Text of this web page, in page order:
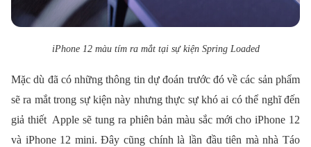
iPhone 12 màu tím ra mắt tại sự kiện Spring Loaded
Mặc dù đã có những thông tin dự đoán trước đó về các sản phẩm
sẽ ra mắt trong sự kiện này nhưng thực sự khó ai có thể nghĩ đến
giả thiết Apple sẽ tung ra phiên bản màu sắc mới cho iPhone 12
và iPhone 12 mini. Đây cũng chính là lần đầu tiên mà nhà Táo